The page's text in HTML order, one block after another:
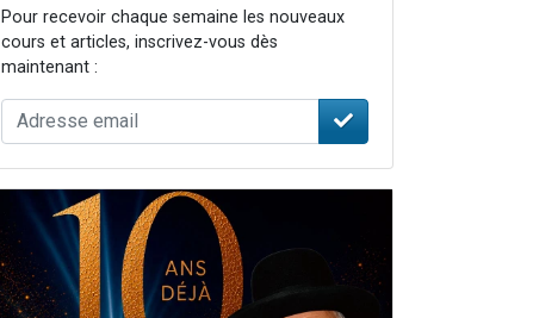
Pour recevoir chaque semaine les nouveaux
cours et articles, inscrivez-vous dès
maintenant :